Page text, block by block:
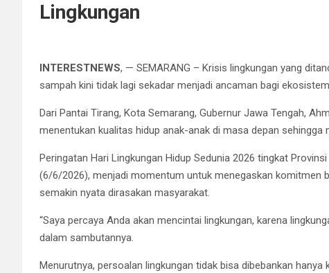
Lingkungan
INTERESTNEWS, — SEMARANG – Krisis lingkungan yang
sampah kini tidak lagi sekadar menjadi ancaman bagi
Dari Pantai Tirang, Kota Semarang, Gubernur Jawa Tengah,
menentukan kualitas hidup anak-anak di masa depan
Peringatan Hari Lingkungan Hidup Sedunia 2026 tingkat
(6/6/2026), menjadi momentum untuk menegaskan komitmen
semakin nyata dirasakan masyarakat.
“Saya percaya Anda akan mencintai lingkungan, karena
dalam sambutannya.
Menurutnya, persoalan lingkungan tidak bisa dibebankan